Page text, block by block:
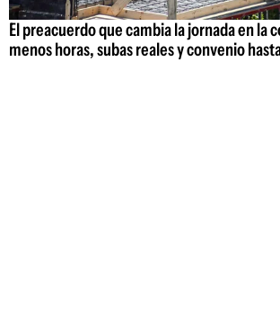
El preacuerdo que cambia la jornada en la
menos horas, subas reales y convenio